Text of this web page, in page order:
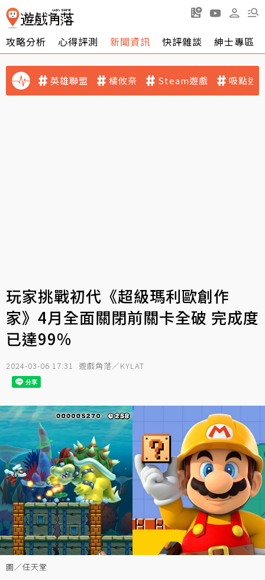
攻略分析 心得評測 新聞資訊 快評雜談 紳士專區
英雄聯盟 橘攸奈 Steam遊戲 吸點迷
玩家挑戰初代《超級瑪利歐創作
家》4月全面關閉前關卡全破 完成度
已達99%
2024-03-06 17:31 遊戲角落／KYLAT
圖／任天堂